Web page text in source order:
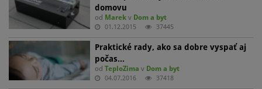
domovu
od Marek v Dom a byt
01.12.2015 37445
Praktické rady, ako sa dobre vyspať aj
počas…
odTeploZima v Dom a byt
04.07.2016 37418